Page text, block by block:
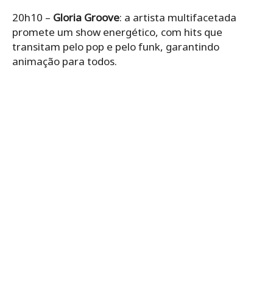
20h10 – Gloria Groove: a artista multifacetada
promete um show energético, com hits que
transitam pelo pop e pelo funk, garantindo
animação para todos.